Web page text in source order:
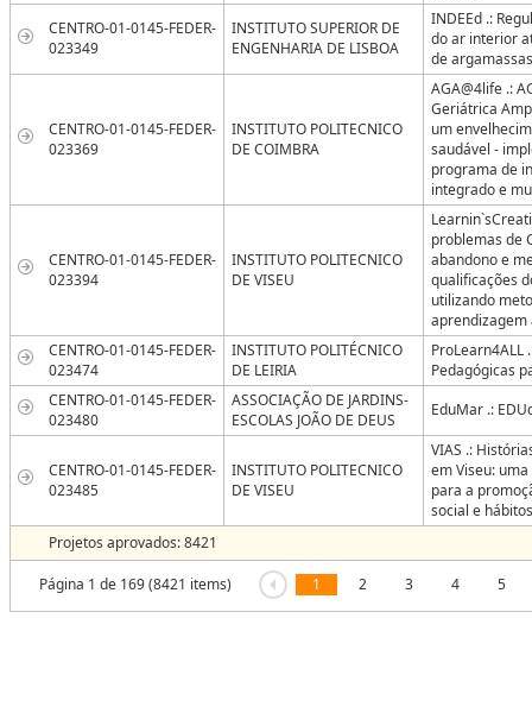
CENTRO-01-0145-FEDER-
023349
INSTITUTO SUPERIOR DE
ENGENHARIA DE LISBOA
INDEEd .:
do ar interior
de
CENTRO-01-0145-FEDER-
023369
INSTITUTO POLITECNICO
DE COIMBRA
AGA@4life .:
Geriátrica
um
saudável -
programa de
integrado e
CENTRO-01-0145-FEDER-
023394
INSTITUTO POLITECNICO
DE VISEU
problemas de
abandono e
qualificações
utilizando
aprendizagem
CENTRO-01-0145-FEDER-
023474
INSTITUTO POLITÉCNICO
DE LEIRIA
ProLearn4ALL
Pedagógicas
CENTRO-01-0145-FEDER-
023480
ASSOCIAÇÃO DE JARDINS-
ESCOLAS JOÃO DE DEUS
EduMar .:
CENTRO-01-0145-FEDER-
023485
INSTITUTO POLITECNICO
DE VISEU
VIAS .:
em Viseu:
para a
social e
Projetos aprovados: 8421
Página 1 de 169 (8421 items) 1 2 3 4 5